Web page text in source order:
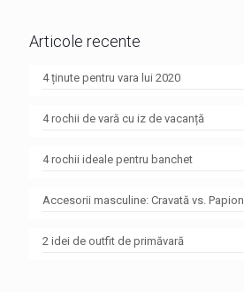
Articole recente
4 ținute pentru vara lui 2020
4 rochii de vară cu iz de vacanță
4 rochii ideale pentru banchet
Accesorii masculine: Cravată vs. Papion
2 idei de outfit de primăvară